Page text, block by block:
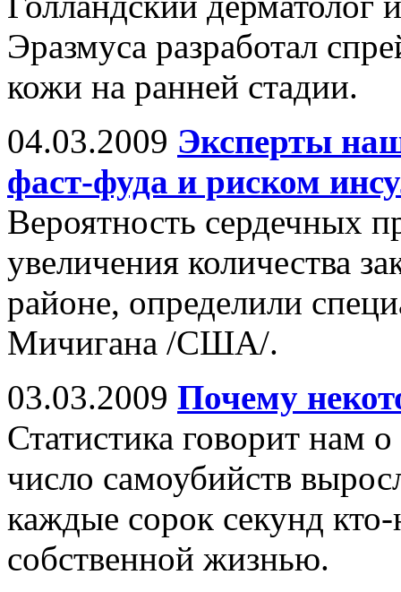
Эразмуса разработал
кожи на ранней стадии.
04.03.2009 Эксперты
фаст-фуда и риском
Вероятность сердечных
увеличения количества
районе, определили
Мичигана /США/.
03.03.2009 Почему
Статистика говорит нам
число самоубийств
каждые сорок секунд
собственной жизнью.